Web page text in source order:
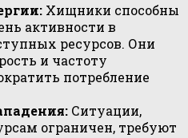
Хищники способны
активности в
ресурсов. Они
и частоту
потребление
Ситуации,
ограничен, требуют